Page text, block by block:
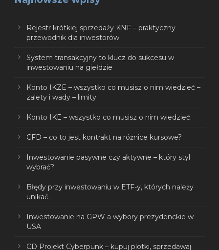
Rejestr krótkiej sprzedaży KNF – praktyczny
przewodnik dla inwestorów
System transakcyjny to klucz do sukcesu w
inwestowaniu na giełdzie
Konto IKZE – wszystko co musisz o nim wiedzieć –
zalety i wady – limity
Konto IKE – wszystko co musisz o nim wiedzieć.
CFD – co to jest kontrakt na różnice kursowe?
Inwestowanie pasywne czy aktywne – który styl
wybrać?
Błędy przy inwestowaniu w ETF-y, których należy
unikać.
Inwestowanie na GPW a wybory prezydenckie w
USA
CD Projekt Cyberpunk – kupuj plotki, sprzedawaj